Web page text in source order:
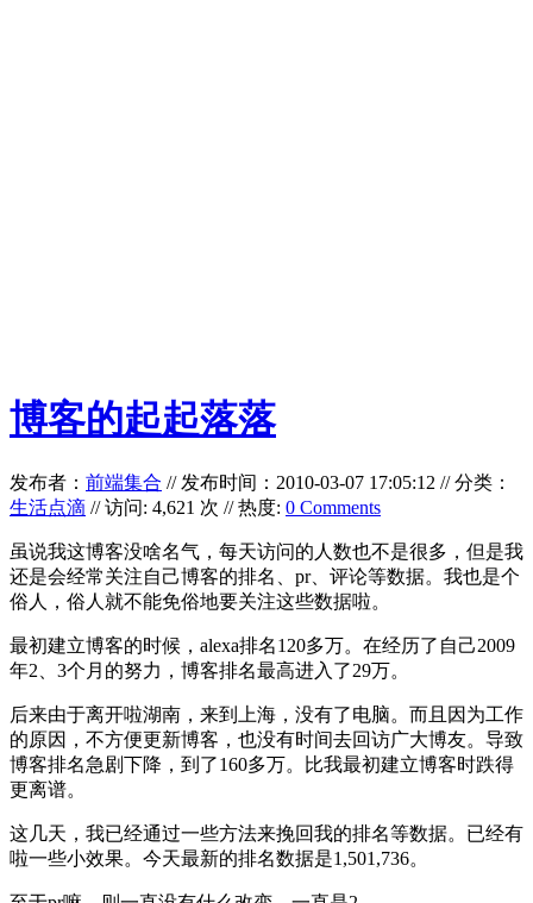
博客的起起落落
发布者： 前端集合 //发布时间：2010-03-07 17:05:12 //分类：
生活点滴 // 访问: 4,621 次 // 热度: 0 Comments
虽说我这博客没啥名气，每天访问的人数也不是很多，但是我
还是会经常关注自己博客的排名、pr、评论等数据。我也是个
俗人，俗人就不能免俗地要关注这些数据啦。
最初建立博客的时候，alexa排名120多万。在经历了自己2009
年2、3个月的努力，博客排名最高进入了29万。
后来由于离开啦湖南，来到上海，没有了电脑。而且因为工作
的原因，不方便更新博客，也没有时间去回访广大博友。导致
博客排名急剧下降，到了160多万。比我最初建立博客时跌得
更离谱。
这几天，我已经通过一些方法来挽回我的排名等数据。已经有
啦一些小效果。今天最新的排名数据是1,501,736。